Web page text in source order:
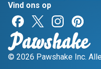
Vind ons op
© 2026 Pawshake Inc.